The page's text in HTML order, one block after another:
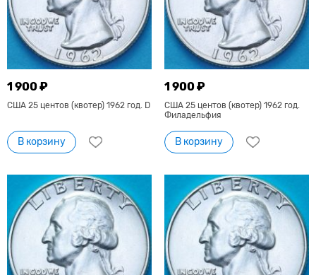
1 900 ₽
США 25 центов (квотер) 1962 год. D
В корзину
1 900 ₽
США 25 центов (квотер) 1962 год.
Филадельфия
В корзину